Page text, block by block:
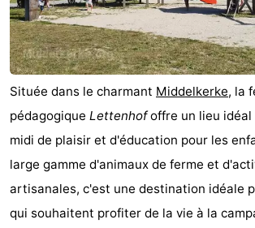
Située dans le charmant Middelkerke, la
pédagogique Lettenhofoffre un lieu idéal
midi de plaisir et d'éducation pour les
large gamme d'animaux de ferme et
artisanales, c'est une destination idéale
qui souhaitent profiter de la vie à la